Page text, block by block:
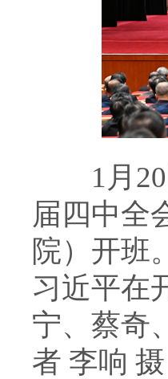
1月20
届四中全
院）开班
习近平在
宁、蔡奇
者 李响 摄